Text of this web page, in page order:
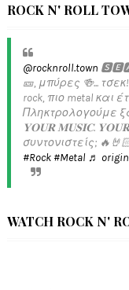
ROCK N' ROLL
@rocknroll.town
🎫, μπύρες 🍻...
rock, πιο metal και
Πληκτρολογούμε
𝐘𝐎𝐔𝐑 𝐌𝐔𝐒𝐈𝐂. 𝐘𝐎𝐔𝐑
συντονιστείς;
#Rock #Metal ♬
WATCH ROCK N'